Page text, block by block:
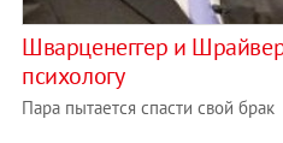
Шварценеггер и
психологу
Пара пытается спасти свой брак